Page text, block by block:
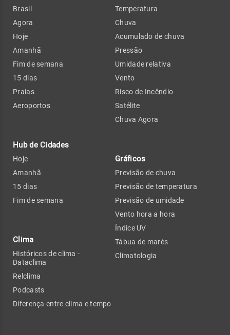
Brasil
Agora
Hoje
Amanhã
Fim de semana
15 dias
Praias
Aeroportos
Hub de Cidades
Hoje
Amanhã
15 dias
Fim de semana
Clima
Históricos de clima -
Dataclima
Relclima
Podcasts
Diferença entre clima e tempo
Temperatura
Chuva
Acumulado de chuva
Pressão
Umidade relativa
Vento
Risco de Incêndio
Satélite
Chuva Agora
Gráficos
Previsão de chuva
Previsão de temperatura
Previsão de umidade
Vento hora a hora
Índice UV
Tábua de marés
Climatologia